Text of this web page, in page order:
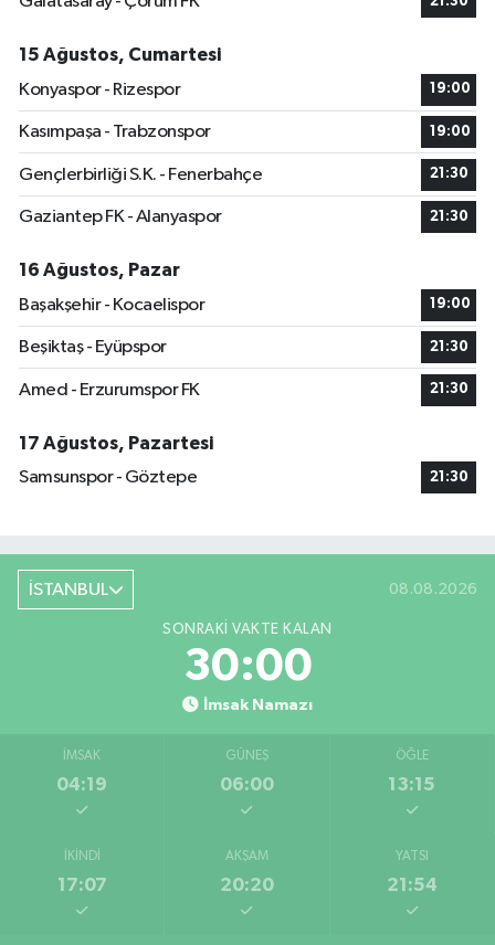
15 Ağustos, Cumartesi
Konyaspor - Rizespor
19:00
Kasımpaşa - Trabzonspor 19:00
Gençlerbirliği S.K. - Fenerbahçe 21:30
Gaziantep FK - Alanyaspor 21:30
16 Ağustos, Pazar
Başakşehir - Kocaelispor
19:00
Beşiktaş - Eyüpspor 21:30
Amed - Erzurumspor FK 21:30
17 Ağustos, Pazartesi
Samsunspor - Göztepe
21:30
İSTANBUL 08.08.2026
SONRAKI VAKTE KALAN
29:59
İmsak Namazı
İMSAK
04:19
GÜNEŞ
06:00
ÖĞLE
13:15
İKINDI
17:07
AKŞAM
20:20
YATSI
21:54